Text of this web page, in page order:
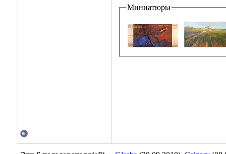
Миниатюры